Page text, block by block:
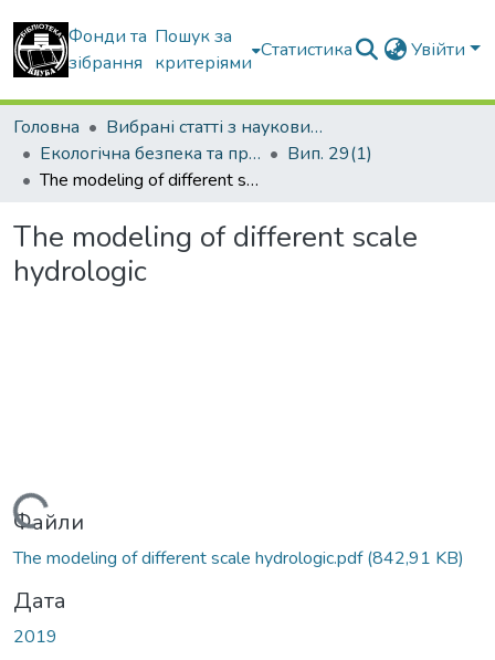
Фонди та
зібрання
Пошук за
критеріями
Статистика Увійти
Головна
Вибрані статті з наукових збірників КНУБА
Екологічна безпека та природокористування
Вип. 29(1)
The modeling of different scale hydrologic
The modeling of different scale
hydrologic
Вантажиться...
Файли
The modeling of different scale hydrologic.pdf(842,91 KB)
Дата
2019